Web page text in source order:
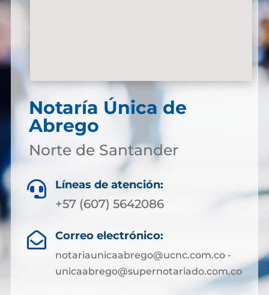
Notaría Única de
Abrego
Norte de Santander
 Líneas de atención:
+57 (607) 5642086
 Correo electrónico:
notariaunicaabrego@ucnc.com.co -
unicaabrego@supernotariado.com.co